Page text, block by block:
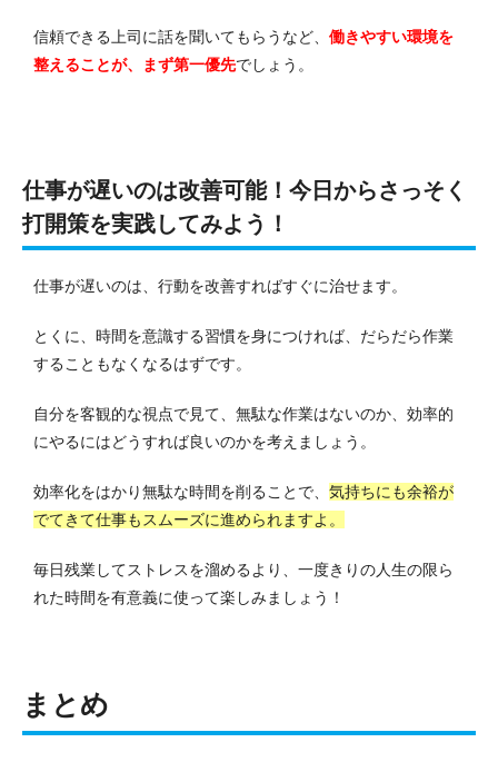
信頼できる上司に話を聞いてもらうなど、 働きやすい環境を
整えることが、まず第一優先でしょう。
仕事が遅いのは改善可能！今日からさっそく
打開策を実践してみよう！
仕事が遅いのは、行動を改善すればすぐに治せます。
とくに、時間を意識する習慣を身につければ、だらだら作業
することもなくなるはずです。
自分を客観的な視点で見て、無駄な作業はないのか、効率的
にやるにはどうすれば良いのかを考えましょう。
効率化をはかり無駄な時間を削ることで、 気持ちにも余裕が
でてきて仕事もスムーズに進められますよ。
毎日残業してストレスを溜めるより、一度きりの人生の限ら
れた時間を有意義に使って楽しみましょう！
まとめ